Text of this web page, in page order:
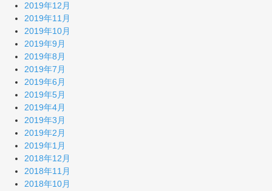
2019年12月
2019年11月
2019年10月
2019年9月
2019年8月
2019年7月
2019年6月
2019年5月
2019年4月
2019年3月
2019年2月
2019年1月
2018年12月
2018年11月
2018年10月